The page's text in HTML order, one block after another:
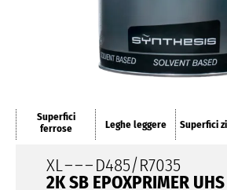
Superfici
ferrose
Leghe leggere Superfici
XL– – –D485/R7035
2K SB EPOXPRIMER